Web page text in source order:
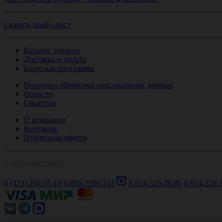
Скачать прайс-лист
Каталог товаров
Доставка и оплата
Бонусная программа
Политика обработки персональных данных
Новости
Гарантии
О компании
Контакты
Публичная оферта
8 (423) 260-05-10 8-800-2500-243 8-914-329-38-80 8-914-329-